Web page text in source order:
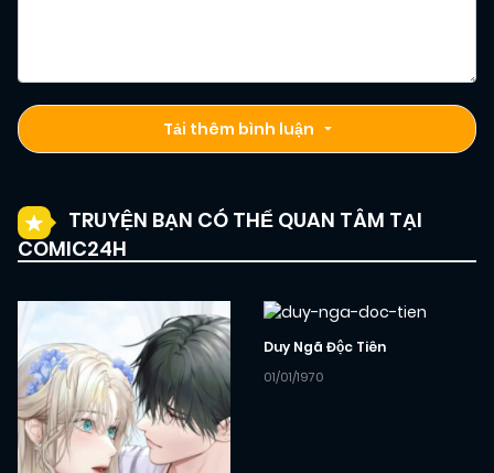
Tải thêm bình luận
TRUYỆN BẠN CÓ THỂ QUAN TÂM TẠI
COMIC24H
Duy Ngã Độc Tiên
01/01/1970